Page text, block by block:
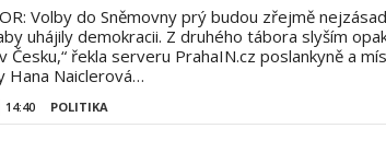
Volby do Sněmovny prý budou zřejmě
uhájily demokracii. Z druhého tábora slyším
Česku,“ řekla serveru PrahaIN.cz poslankyně a
Hana Naiclerová…
14:40 POLITIKA